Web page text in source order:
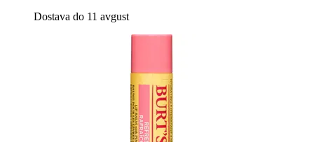
Dostava do 11 avgust